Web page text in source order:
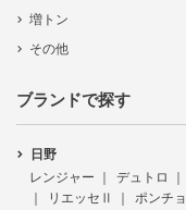
増トン
その他
ブランドで探す
日野
レンジャー
デュトロ
リエッセⅡ
ポンチョ